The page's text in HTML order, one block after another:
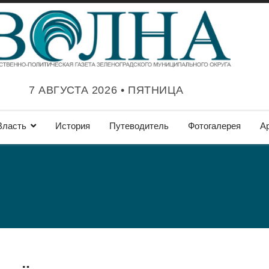
7 АВГУСТА 2026 • ПЯТНИЦА
История Путеводитель Фотогалерея